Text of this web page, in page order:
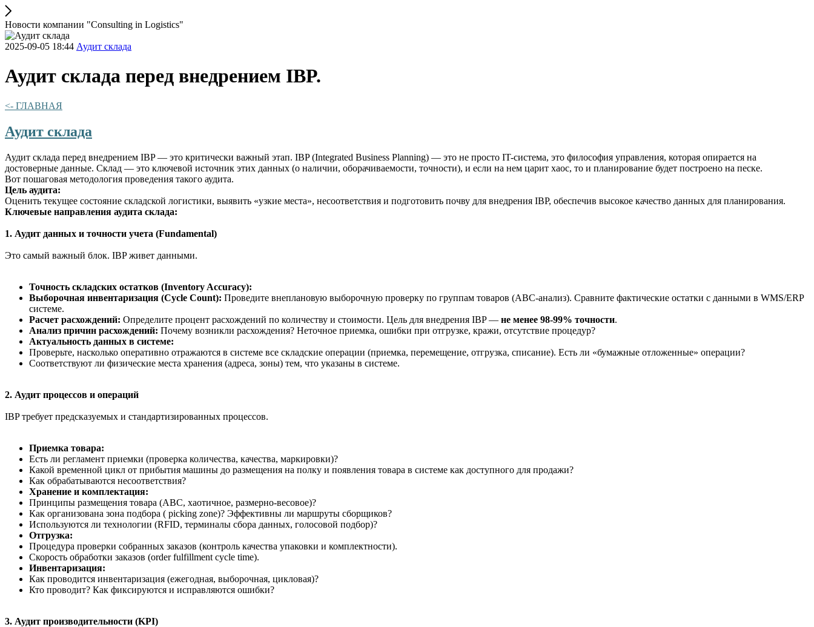
Новости компании "Consulting in Logistics"
2025-09-05 18:44 Аудит склада
Аудит склада перед внедрением IBP.
<- ГЛАВНАЯ
Аудит склада
Аудит склада перед внедрением IBP — это критически важный этап. IBP (Integrated Business Planning) — это не просто IT-система, это философия управления, которая опирается на
достоверные данные. Склад — это ключевой источник этих данных (о наличии, оборачиваемости, точности), и если на нем царит хаос, то и планирование будет построено на песке.
Вот пошаговая методология проведения такого аудита.
Цель аудита:
Оценить текущее состояние складской логистики, выявить «узкие места», несоответствия и подготовить почву для внедрения IBP, обеспечив высокое качество данных для планирования.
Ключевые направления аудита склада:
1. Аудит данных и точности учета (Fundamental)
Это самый важный блок. IBP живет данными.
Точность складских остатков (Inventory Accuracy):
Выборочная инвентаризация (Cycle Count): Проведите внеплановую выборочную проверку по группам товаров (ABC-анализ). Сравните фактические остатки с данными в WMS/ERP
системе.
Расчет расхождений: Определите процент расхождений по количеству и стоимости. Цель для внедрения IBP — не менее 98-99% точности.
Анализ причин расхождений: Почему возникли расхождения? Неточное приемка, ошибки при отгрузке, кражи, отсутствие процедур?
Актуальность данных в системе:
Проверьте, насколько оперативно отражаются в системе все складские операции (приемка, перемещение, отгрузка, списание). Есть ли «бумажные отложенные» операции?
Соответствуют ли физические места хранения (адреса, зоны) тем, что указаны в системе.
2. Аудит процессов и операций
IBP требует предсказуемых и стандартизированных процессов.
Приемка товара:
Есть ли регламент приемки (проверка количества, качества, маркировки)?
Какой временной цикл от прибытия машины до размещения на полку и появления товара в системе как доступного для продажи?
Как обрабатываются несоответствия?
Хранение и комплектация:
Принципы размещения товара (ABC, хаотичное, размерно-весовое)?
Как организована зона подбора ( picking zone)? Эффективны ли маршруты сборщиков?
Используются ли технологии (RFID, терминалы сбора данных, голосовой подбор)?
Отгрузка:
Процедура проверки собранных заказов (контроль качества упаковки и комплектности).
Скорость обработки заказов (order fulfillment cycle time).
Инвентаризация:
Как проводится инвентаризация (ежегодная, выборочная, цикловая)?
Кто проводит? Как фиксируются и исправляются ошибки?
3. Аудит производительности (KPI)